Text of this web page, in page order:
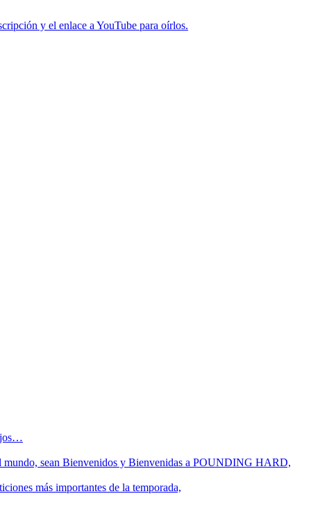
y el enlace a YouTube para oírlos.
mundo, sean Bienvenidos y Bienvenidas a POUNDING HARD,
más importantes de la temporada,